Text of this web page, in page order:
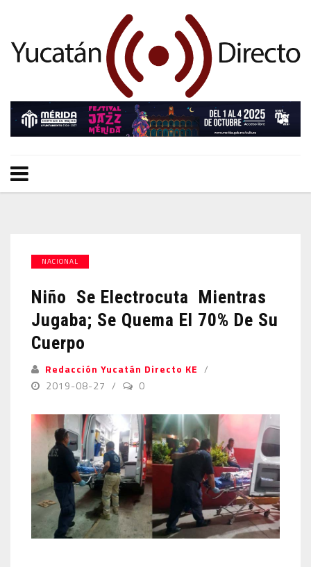
NACIONAL
Niño Se Electrocuta Mientras
Jugaba; Se Quema El 70% De Su
Cuerpo
Redacción Yucatán Directo KE
2019-08-27
0